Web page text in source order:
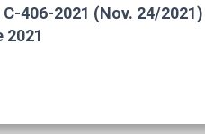
406-2021 (Nov. 24/2021)
2021